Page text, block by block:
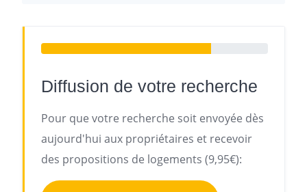
Diffusion de votre recherche
Pour que votre recherche soit envoyée dès
aujourd'hui aux propriétaires et recevoir
des propositions de logements (9,95€):